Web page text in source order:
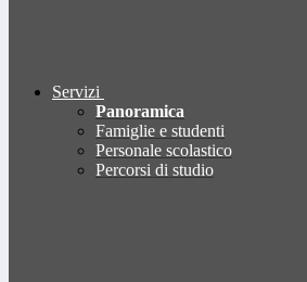
Servizi
Panoramica
Famiglie e studenti
Personale scolastico
Percorsi di studio